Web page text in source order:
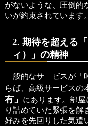
がないような、圧倒的
いが約束されています。
2. 期待を超える
ィ）」の精神
一般的なサービスが「
らば、高級サービスの
有」
にあります。部
り詰めていた緊張を解
好みを先回りした気遣